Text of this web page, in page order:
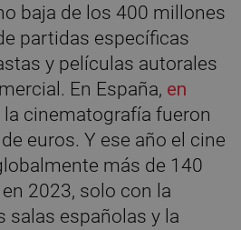
baja de los 400 millones
partidas específicas
y películas autorales
En España, en
la cinematografía fueron
euros. Y ese año el cine
más de 140
2023, solo con la
salas españolas y la